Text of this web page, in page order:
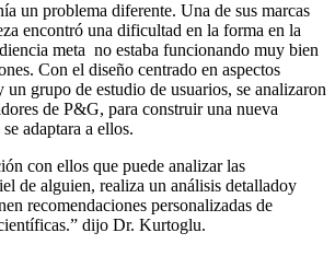
un problema diferente. Una de sus marcas
encontró una dificultad en la forma en la
meta no estaba funcionando muy bien
Con el diseño centrado en aspectos
grupo de estudio de usuarios, se analizaron
de P&G, para construir una nueva
adaptara a ellos.
con ellos que puede analizar las
de alguien, realiza un análisis detalladoy
recomendaciones personalizadas de
dijo Dr. Kurtoglu.